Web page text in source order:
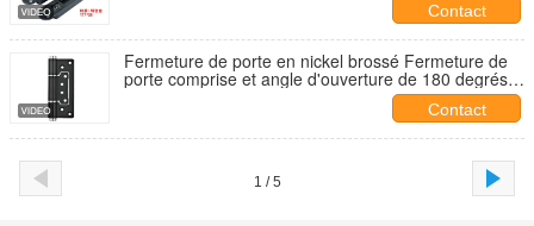
Contact
Fermeture de porte en nickel brossé Fermeture de
porte comprise et angle d'ouverture de 180 degrés
Conception lourde assurant la sécurité des portes
Contact
1 / 5